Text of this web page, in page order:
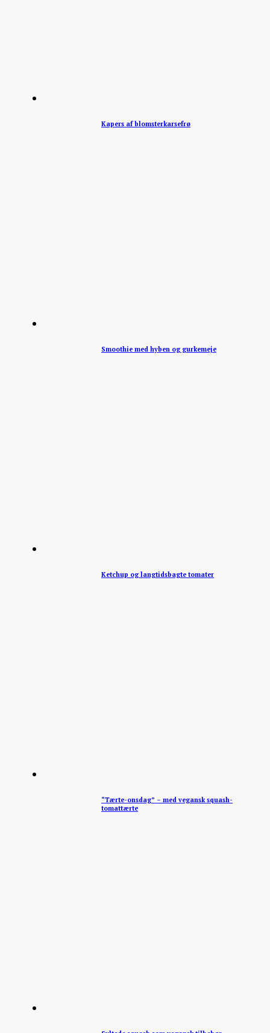
Kapers af blomsterkarsefrø
Smoothie med hyben og gurkemeje
Ketchup og langtidsbagte tomater
“Tærte-onsdag” – med vegansk squash-
tomattærte